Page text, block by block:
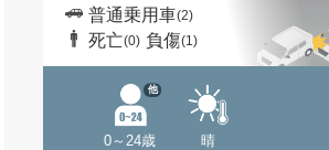
普通乗用車(2)
死亡(0) 負傷(1)
0～24歳
他
晴